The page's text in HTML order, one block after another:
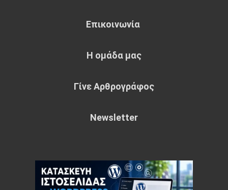
Επικοινωνία
Η ομάδα μας
Γίνε Αρθρογράφος
Newsletter